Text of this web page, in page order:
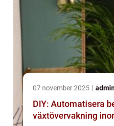
07 november 2025
DIY: Automatisera
växtövervakning